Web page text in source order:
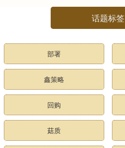
话题标签
部署
鑫策略
回购
菇质